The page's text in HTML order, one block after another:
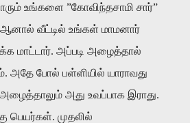
உங்களை ”கோவிந்தசாமி சார்”
வீட்டில் உங்கள் மாமனார்
மாட்டார். அப்படி அழைத்தால்
அதே போல் பள்ளியில் யாராவது
அது உவப்பாக இராது.
பெயர்கள். முதலில்